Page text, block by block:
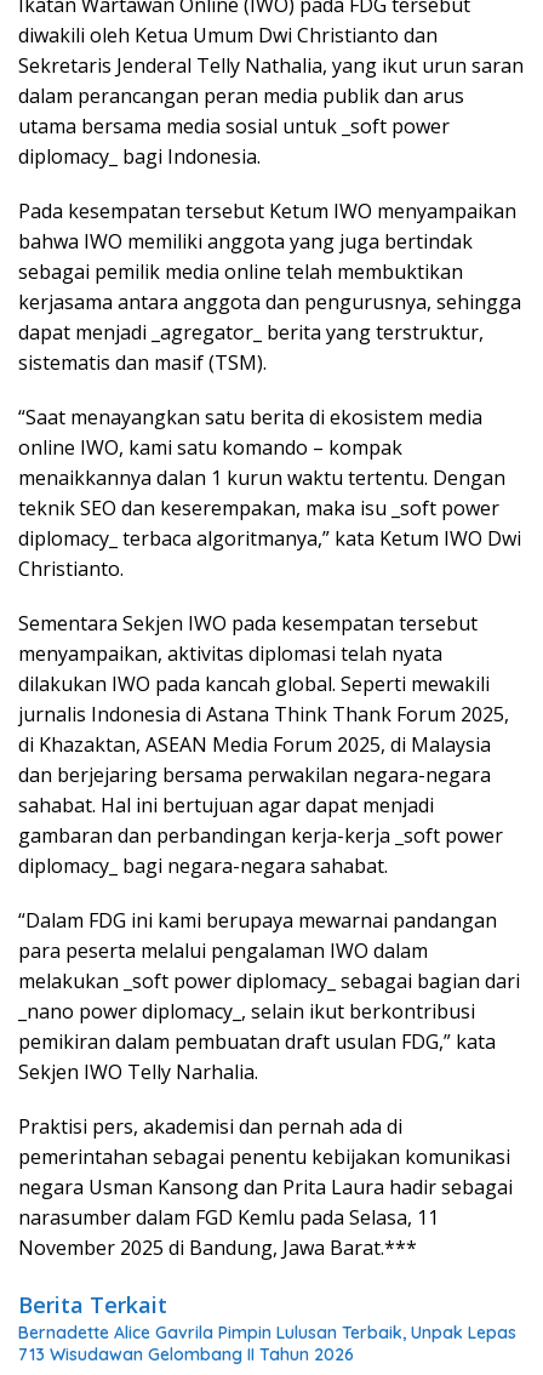
diwakili oleh Ketua Umum Dwi Christianto dan
Sekretaris Jenderal Telly Nathalia, yang ikut urun saran
dalam perancangan peran media publik dan arus
utama bersama media sosial untuk _soft power
diplomacy_ bagi Indonesia.
Pada kesempatan tersebut Ketum IWO menyampaikan
bahwa IWO memiliki anggota yang juga bertindak
sebagai pemilik media online telah membuktikan
kerjasama antara anggota dan pengurusnya, sehingga
dapat menjadi _agregator_ berita yang terstruktur,
sistematis dan masif (TSM).
“Saat menayangkan satu berita di ekosistem media
online IWO, kami satu komando – kompak
menaikkannya dalan 1 kurun waktu tertentu. Dengan
teknik SEO dan keserempakan, maka isu _soft power
diplomacy_ terbaca algoritmanya,” kata Ketum IWO Dwi
Christianto.
Sementara Sekjen IWO pada kesempatan tersebut
menyampaikan, aktivitas diplomasi telah nyata
dilakukan IWO pada kancah global. Seperti mewakili
jurnalis Indonesia di Astana Think Thank Forum 2025,
di Khazaktan, ASEAN Media Forum 2025, di Malaysia
dan berjejaring bersama perwakilan negara-negara
sahabat. Hal ini bertujuan agar dapat menjadi
gambaran dan perbandingan kerja-kerja _soft power
diplomacy_ bagi negara-negara sahabat.
“Dalam FDG ini kami berupaya mewarnai pandangan
para peserta melalui pengalaman IWO dalam
melakukan _soft power diplomacy_ sebagai bagian dari
_nano power diplomacy_, selain ikut berkontribusi
pemikiran dalam pembuatan draft usulan FDG,” kata
Sekjen IWO Telly Narhalia.
Praktisi pers, akademisi dan pernah ada di
pemerintahan sebagai penentu kebijakan komunikasi
negara Usman Kansong dan Prita Laura hadir sebagai
narasumber dalam FGD Kemlu pada Selasa, 11
November 2025 di Bandung, Jawa Barat.***
Berita Terkait
Bernadette Alice Gavrila Pimpin Lulusan Terbaik, Unpak Lepas
713 Wisudawan Gelombang II Tahun 2026